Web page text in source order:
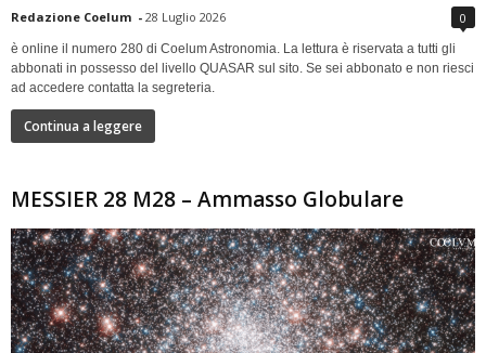
Redazione Coelum - 28 Luglio 2026 0
è online il numero 280 di Coelum Astronomia. La lettura è riservata a tutti gli
abbonati in possesso del livello QUASAR sul sito. Se sei abbonato e non riesci
ad accedere contatta la segreteria.
Continua a leggere
MESSIER 28 M28 – Ammasso Globulare